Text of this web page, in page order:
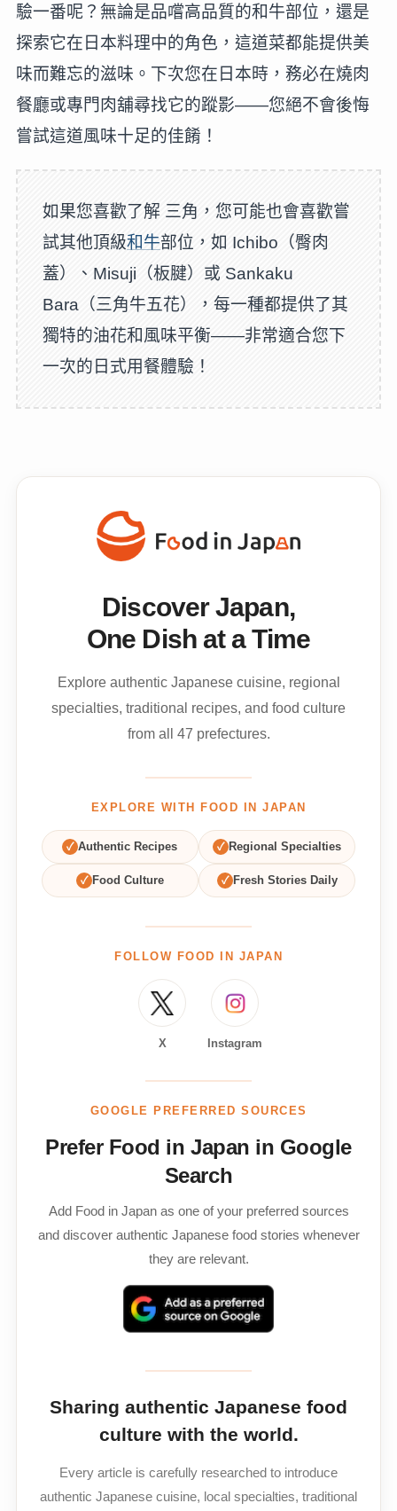
驗一番呢？無論是品嚐高品質的和牛部位，還是
探索它在日本料理中的角色，這道菜都能提供美
味而難忘的滋味。下次您在日本時，務必在燒肉
餐廳或專門肉舖尋找它的蹤影——您絕不會後悔
嘗試這道風味十足的佳餚！
如果您喜歡了解 三角，您可能也會喜歡嘗
試其他頂級和牛部位，如 Ichibo（臀肉
蓋）、Misuji（板腱）或 Sankaku
Bara（三角牛五花），每一種都提供了其
獨特的油花和風味平衡——非常適合您下
一次的日式用餐體驗！
Discover Japan,
One Dish at a Time
Explore authentic Japanese cuisine, regional
specialties, traditional recipes, and food culture
from all 47 prefectures.
EXPLORE WITH FOOD IN JAPAN
✓ Authentic Recipes ✓ Regional Specialties
✓ Food Culture ✓ Fresh Stories Daily
FOLLOW FOOD IN JAPAN
X Instagram
GOOGLE PREFERRED SOURCES
Prefer Food in Japan in Google
Search
Add Food in Japan as one of your preferred sources
and discover authentic Japanese food stories whenever
they are relevant.
Sharing authentic Japanese food
culture with the world.
Every article is carefully researched to introduce
authentic Japanese cuisine, local specialties, traditional